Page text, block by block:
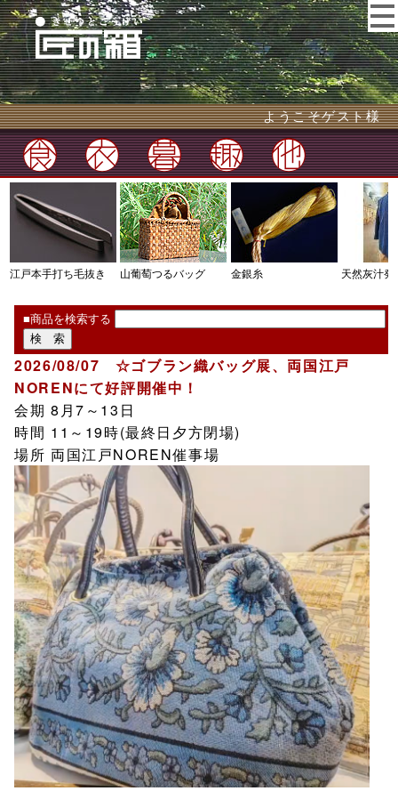
ようこそゲスト様
江戸本手打ち毛抜き 山葡萄つるバッグ 金銀糸 天然灰汁
■商品を検索する
2026/08/07 ☆ゴブラン織バッグ展、両国江戸
NORENにて好評開催中！
会期 8月7～13日
時間 11～19時(最終日夕方閉場)
場所 両国江戸NOREN催事場